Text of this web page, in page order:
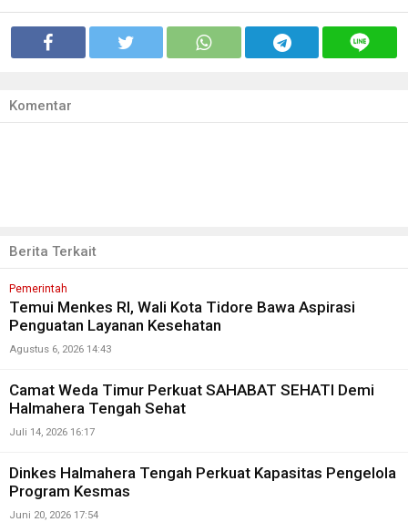
Komentar
Berita Terkait
Pemerintah
Temui Menkes RI, Wali Kota Tidore Bawa Aspirasi
Penguatan Layanan Kesehatan
Agustus 6, 2026 14:43
Camat Weda Timur Perkuat SAHABAT SEHATI Demi
Halmahera Tengah Sehat
Juli 14, 2026 16:17
Dinkes Halmahera Tengah Perkuat Kapasitas Pengelola
Program Kesmas
Juni 20, 2026 17:54